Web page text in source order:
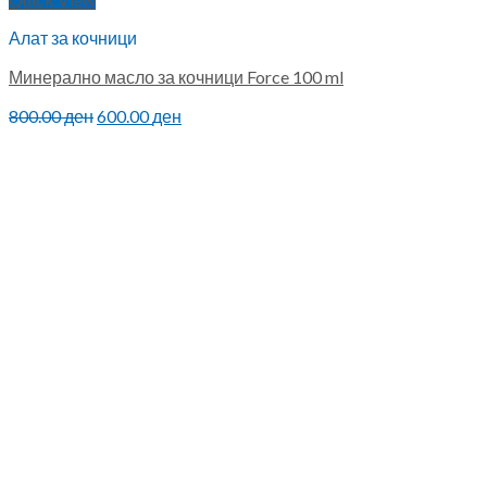
Алат за кочници
Минерално масло за кочници Force 100 ml
800.00денOriginal
600.00ден